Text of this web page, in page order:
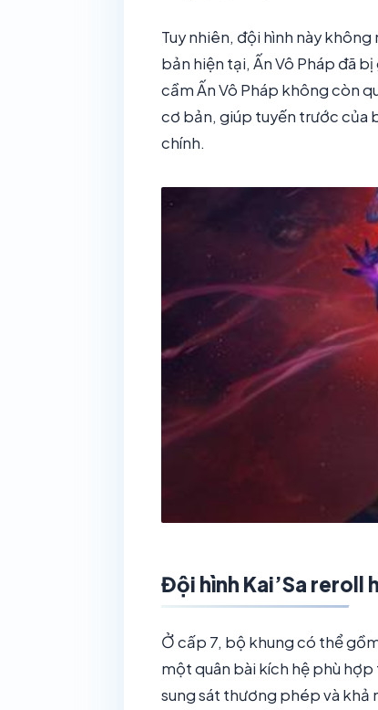
Tuy nhiên, đội hình này
bản hiện tại, Ấn Vô Pháp đã
cầm Ấn Vô Pháp không còn
cơ bản, giúp tuyến trước của
chính.
Đội hình Kai’Sa reroll
Ở cấp 7, bộ khung có thể
một quân bài kích hệ phù hợp
sung sát thương phép và khả